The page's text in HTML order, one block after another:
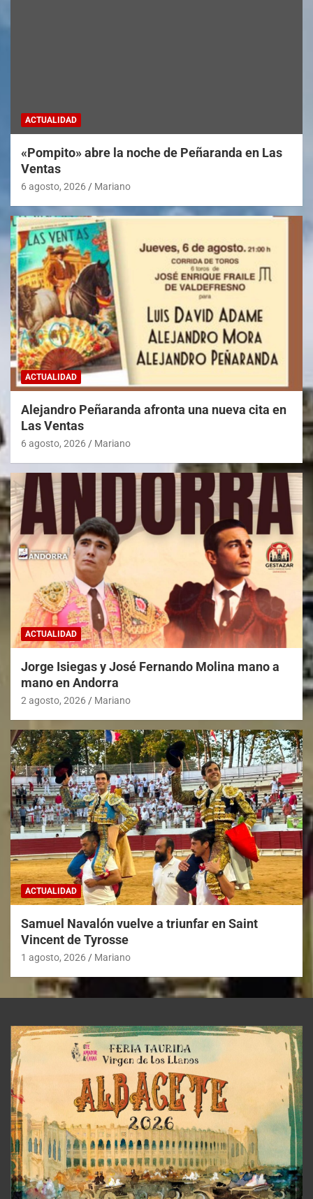
ACTUALIDAD
«Pompito» abre la noche de Peñaranda en Las
Ventas
6 agosto, 2026 Mariano
ACTUALIDAD
Alejandro Peñaranda afronta una nueva cita en
Las Ventas
6 agosto, 2026 Mariano
ACTUALIDAD
Jorge Isiegas y José Fernando Molina mano a
mano en Andorra
2 agosto, 2026 Mariano
ACTUALIDAD
Samuel Navalón vuelve a triunfar en Saint
Vincent de Tyrosse
1 agosto, 2026 Mariano